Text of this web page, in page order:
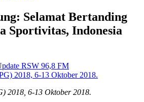
Selamat Bertanding
Sportivitas, Indonesia
RSW 96,8 FM
2018, 6-13 Oktober 2018.